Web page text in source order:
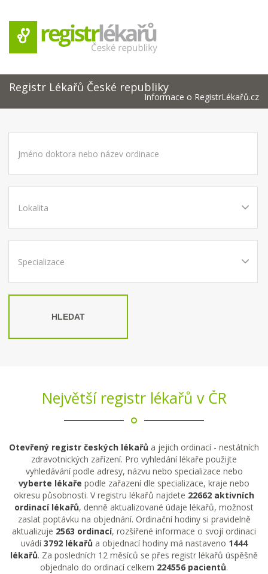
Registr Lékařů České republiky
Informace o RegistrLékařů.cz
HLEDAT
Největší registr lékařů v ČR
Otevřený registr českých lékařů a jejich ordinací - nestátních
zdravotnických zařízení. Pro vyhledání lékaře použijte
vyhledávání podle adresy, názvu nebo specializace nebo
vyberte lékaře podle zařazení dle specializace, kraje nebo
okresu působnosti. V registru lékařů najdete 22662 aktivních
ordinací lékařů, denně aktualizované údaje lékařů, možnost
zaslat poptávku na objednání. Ordinační hodiny si pravidelně
aktualizuje 2563 ordinací, rozšířené informace o svojí ordinaci
uvádí3792 lékařů a objednací hodiny má nastaveno 1444
lékařů. Za posledních 12 měsíců se přes registr lékařů úspěšně
objednalo do ordinací celkem 224556 pacientů.